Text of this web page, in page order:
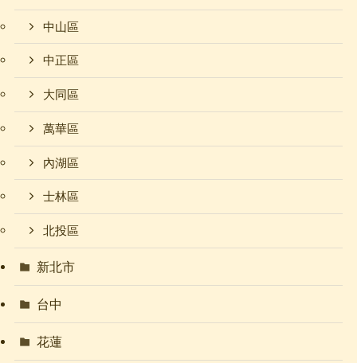
中山區
中正區
大同區
萬華區
內湖區
士林區
北投區
新北市
台中
花蓮